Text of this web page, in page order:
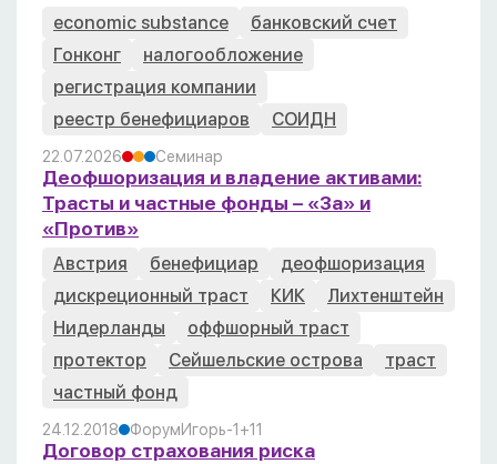
economic substance
банковский счет
Гонконг
налогообложение
регистрация компании
реестр бенефициаров
СОИДН
22.07.2026 Семинар
Деофшоризация и владение активами:
Трасты и частные фонды – «За» и
«Против»
Австрия бенефициар
деофшоризация
дискреционный траст
КИК
Лихтенштейн
Нидерланды
оффшорный траст
протектор
Сейшельские острова
траст
частный фонд
24.12.2018 ФорумИгорь-1 +11
Договор страхования риска